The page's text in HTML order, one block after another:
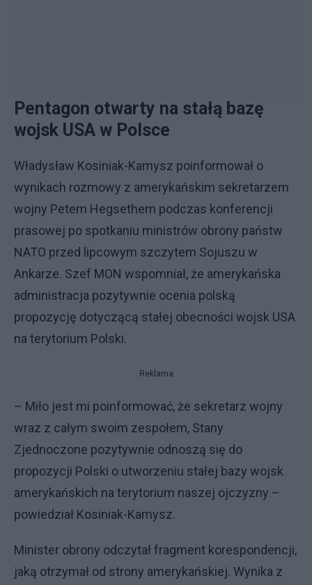
Pentagon otwarty na stałą bazę
wojsk USA w Polsce
Władysław Kosiniak-Kamysz poinformował o
wynikach rozmowy z amerykańskim sekretarzem
wojny Petem Hegsethem podczas konferencji
prasowej po spotkaniu ministrów obrony państw
NATO przed lipcowym szczytem Sojuszu w
Ankarze. Szef MON wspomniał, że amerykańska
administracja pozytywnie ocenia polską
propozycję dotyczącą stałej obecności wojsk USA
na terytorium Polski.
Reklama
– Miło jest mi poinformować, że sekretarz wojny
wraz z całym swoim zespołem, Stany
Zjednoczone pozytywnie odnoszą się do
propozycji Polski o utworzeniu stałej bazy wojsk
amerykańskich na terytorium naszej ojczyzny –
powiedział Kosiniak-Kamysz.
Minister obrony odczytał fragment korespondencji,
jaką otrzymał od strony amerykańskiej. Wynika z